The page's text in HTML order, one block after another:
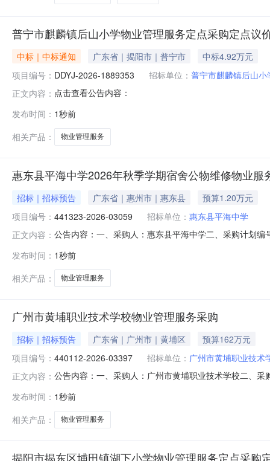
普宁市麒麟镇后山小学物业管理服务定点采购定点议
中标｜中标通知 广东省｜揭阳市｜普宁市
中标4.92万元
项目编号： DDYJ-2026-1889353 招标单位： 普宁市麒麟镇后山小
正文内容： 点击查看公告内容：
发布时间： 1秒前
相关产品：
物业管理服务
惠东县平海中学2026年秋季学期宿舍公物维修物业服
招标｜招标预告 广东省｜惠州市｜惠东县
预算1.20万元
项目编号： 441323-2026-03059 招标单位： 惠东县平海中学
正文内容： 公告内容：一、采购人：惠东县平海中学二、采购计划
发布时间： 1秒前
相关产品：
物业管理服务
广州市黄埔职业技术学校物业管理服务采购
招标｜招标预告 广东省｜广州市｜黄埔区
预算162万元
项目编号： 440112-2026-03397 招标单位： 广州市黄埔职业技术
正文内容： 公告内容：一、采购人：广州市黄埔职业技术学校二、
0911:20:06
发布时间： 1秒前
相关产品：
物业管理服务
揭阳市揭东区埔田镇湖下小学物业管理服务定点采购